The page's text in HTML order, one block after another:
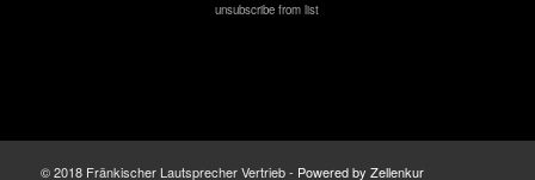
unsubscribe from list
© 2018 Fränkischer Lautsprecher Vertrieb - Powered by Zellenkur